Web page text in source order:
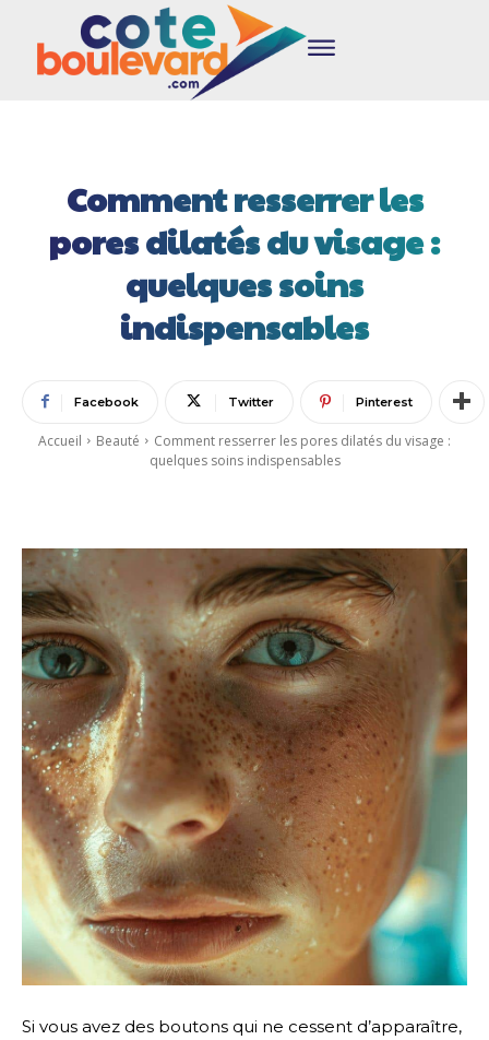
Comment resserrer les
pores dilatés du visage :
quelques soins
indispensables
Facebook Twitter Pinterest
Accueil Beauté
Comment resserrer les pores dilatés du visage :
quelques soins indispensables
Si vous avez des boutons qui ne cessent d’apparaître,